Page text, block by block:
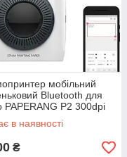
мобільний
Bluetooth для
PAPERANG P2 300dpi
в наявності
₴